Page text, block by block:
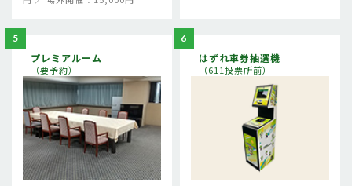
5
プレミアルーム
（要予約）
6
はずれ車券抽選機
（611投票所前）